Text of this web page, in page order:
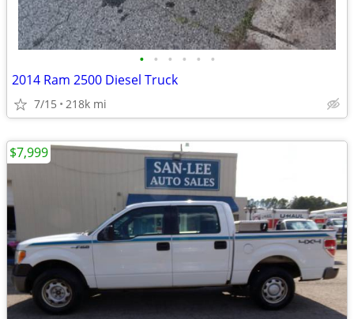
• • • • • •
2014 Ram 2500 Diesel Truck
7/15 218k mi
$7,999